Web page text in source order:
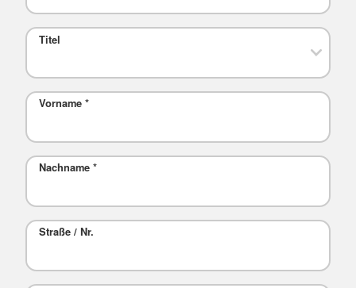
Titel
Vorname *
Nachname *
Straße / Nr.